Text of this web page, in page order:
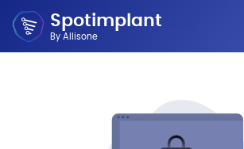
Spotimplant
By Allisone